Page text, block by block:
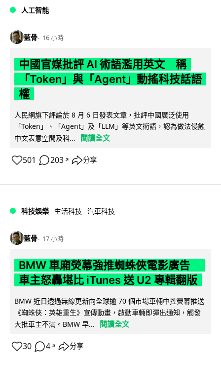
人工智能
藍骨 16 小時
中國官媒批評 AI 術語濫用英文 稱
「Token」與「Agent」動搖科技話語
權
人民網旗下評論於 8 月 6 日發表文章，批評中國廣泛使用
「Token」、「Agent」及「LLM」等英文術語，認為做法侵蝕
中文表意空間及科...
閱讀全文
501 203 ↗ 分享
科技娛樂 生活科技 汽車科技
藍骨 17 小時
BMW 車廂熒幕強推蜘蛛俠電影廣告
車主怒轟堪比 iTunes 送 U2 專輯翻版
BMW 近日透過無線更新向全球逾 70 個市場車輛中控熒幕推送
《蜘蛛俠：英雄重生》宣傳動畫，啟動車輛即彈出通知，觸發
大批車主不滿。BMW 早...
閱讀全文
30 4 ↗ 分享